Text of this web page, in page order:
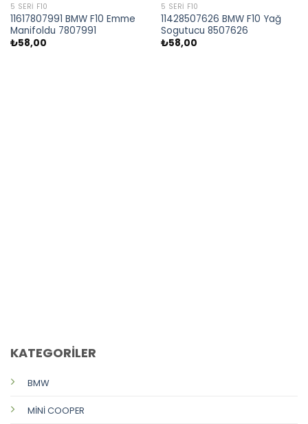
5 SERI F10
11617807991 BMW F10 Emme
Manifoldu 7807991
₺58,00
5 SERI F10
11428507626 BMW F10 Yağ
Sogutucu 8507626
₺58,00
KATEGORİLER
BMW
MİNİ COOPER